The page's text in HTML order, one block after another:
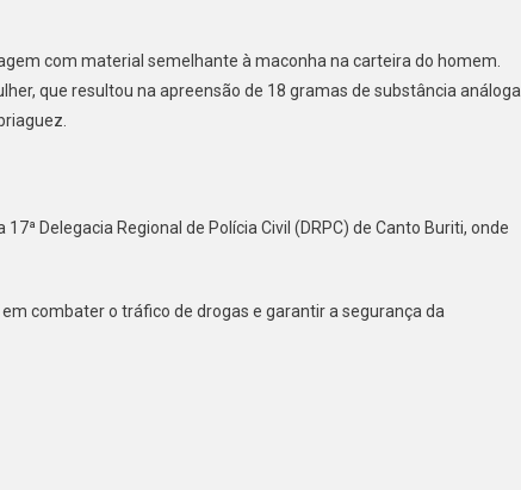
com material semelhante à maconha na carteira do homem.
que resultou na apreensão de 18 gramas de substância análoga
Delegacia Regional de Polícia Civil (DRPC) de Canto Buriti, onde
combater o tráfico de drogas e garantir a segurança da